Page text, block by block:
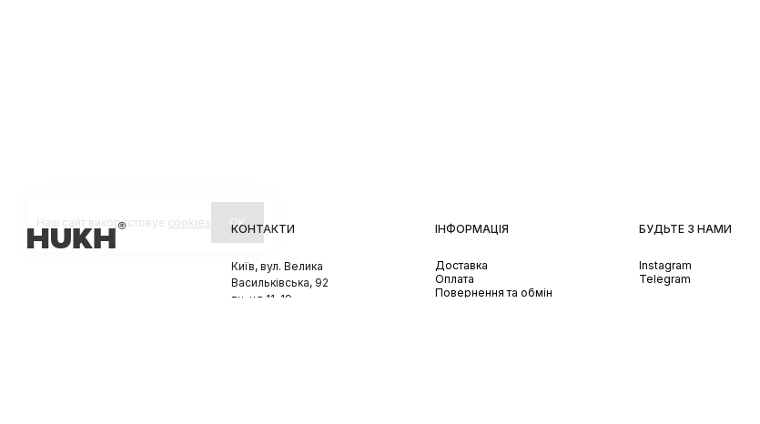
КОНТАКТИ
Київ, вул. Велика
Васильківська, 92
пн-нд 11-19
ІНФОРМАЦІЯ
Доставка
Оплата
Повернення та обмін
БУДЬТЕ З НАМИ
Instagram
Telegram
Наш сайт використовує cookies OK